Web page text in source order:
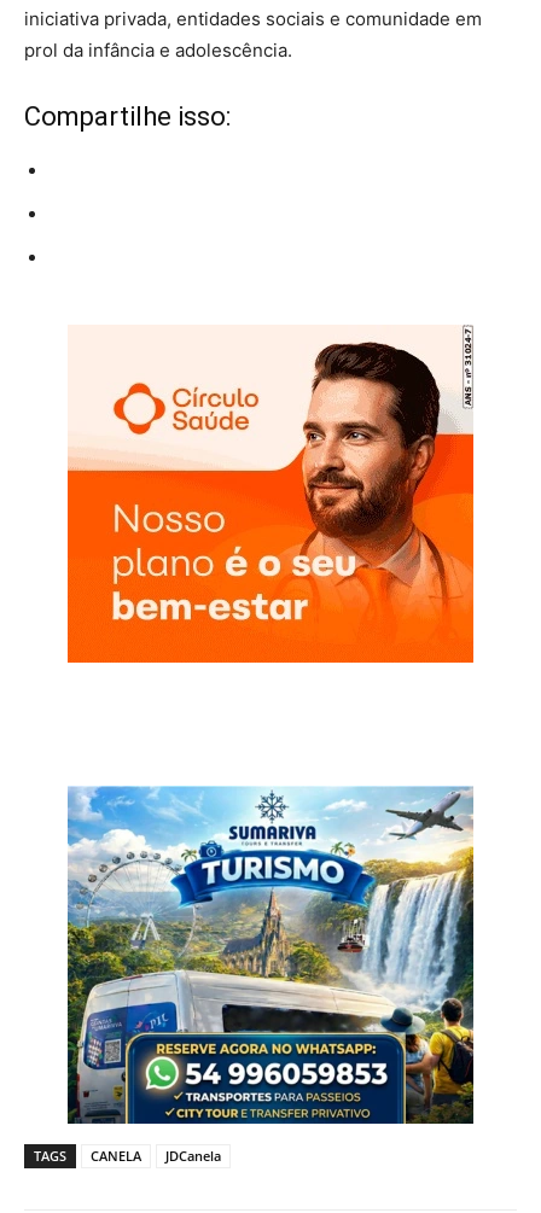
iniciativa privada, entidades sociais e comunidade em
prol da infância e adolescência.
Compartilhe isso:
TAGS CANELA JDCanela